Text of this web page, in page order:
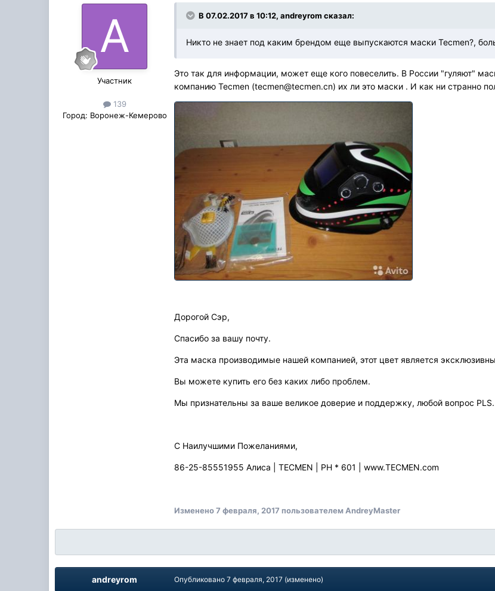
Участник
139
Город: Воронеж-Кемерово
В 07.02.2017 в 10:12, andreyrom сказал:
Никто не знает под каким брендом еще выпускаются маски Tecmen?,
Это так для информации, может еще кого повеселить. В России "гуляют"
компанию Tecmen (tecmen@tecmen.cn) их ли это маски . И как ни странно
Дорогой Сэр,
Спасибо за вашу почту.
Эта маска производимые нашей компанией, этот цвет является
Вы можете купить его без каких либо проблем.
Мы признательны за ваше великое доверие и поддержку, любой вопрос
С Наилучшими Пожеланиями,
86-25-85551955 Алиса | TECMEN | РН * 601 | www.TECMEN.com
Изменено7 февраля, 2017 пользователем AndreyMaster
andreyrom Опубликовано7 февраля, 2017 (изменено)